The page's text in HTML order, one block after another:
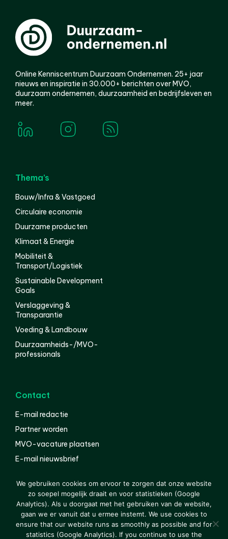
Online Kenniscentrum Duurzaam Ondernemen. 25+ jaar
nieuws en inspiratie in 30.000+ berichten over MVO,
duurzaam ondernemen, duurzaamheid en bedrijfsleven en
meer.
Thema’s
Bouw/Infra & Vastgoed
Circulaire economie
Duurzame producten
Klimaat & Energie
Mobiliteit &
Transport/Logistiek
Sustainable Development
Goals
Verslaggeving &
Transparantie
Voeding & Landbouw
Duurzaamheids-/MVO-
professionals
Contact
E-mail redactie
Partner worden
MVO-vacature plaatsen
E-mail nieuwsbrief
© 2000-2026 Van der Molen EIS Colofon
Disclaimer
Privacy
We gebruiken cookies om ervoor te zorgen dat onze website
zo soepel mogelijk draait en voor statistieken (Google
Analytics). Als u doorgaat met het gebruiken van de website,
gaan we er vanuit dat u ermee instemt. We use cookies to
ensure that our website runs as smoothly as possible and for
statistics (Google Analytics). If you continue to use the